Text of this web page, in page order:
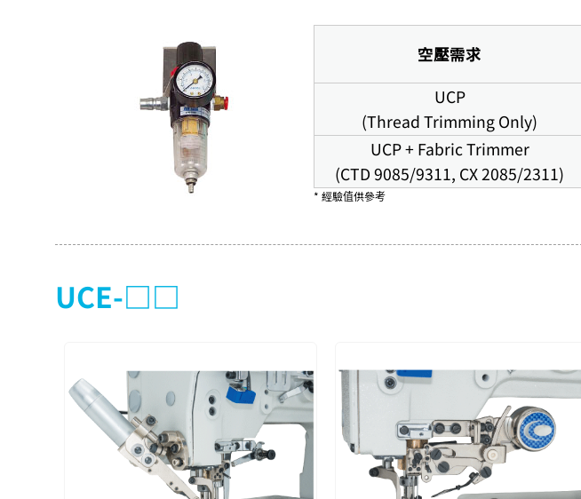
空壓需求
UCP
(Thread Trimming Only)
UCP + Fabric Trimmer
(CTD 9085/9311, CX 2085/2311)
* 經驗值供參考
UCE-□□